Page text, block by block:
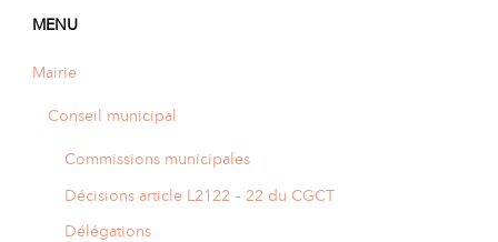
MENU
Mairie
Conseil municipal
Commissions municipales
Décisions article L2122 – 22 du CGCT
Délégations